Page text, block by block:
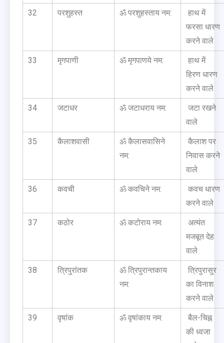
32 परशुहस्त ॐ परशुहस्ताय नम:
हाथ में
फरसा धारण
करने वाले
33 मृगपाणी ॐ मृगपाणये नम:
हाथ में
हिरण धारण
करने वाले
34 जटाधर ॐ जटाधराय नम:
जटा रखने
वाले
35 कैलाशवासी
ॐ कैलासवासिने
नम:
कैलाश पर
निवास करने
वाले
36 कवची ॐ कवचिने नम:
कवच धारण
करने वाले
37 कठोर ॐ कटोराय नम:
अत्यंत
मजबूत देह
वाले
38 त्रिपुरांतक
ॐ त्रिपुरान्तकाय
नम:
त्रिपुरासुर
का विनाश
करने वाले
39 वृषांक ॐ वृषांकाय नम:
बैल-चिह्न
की ध्वजा